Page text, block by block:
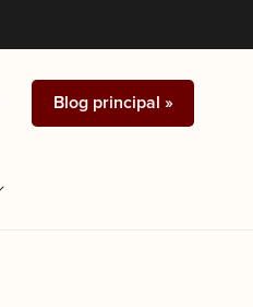
Blog principal »